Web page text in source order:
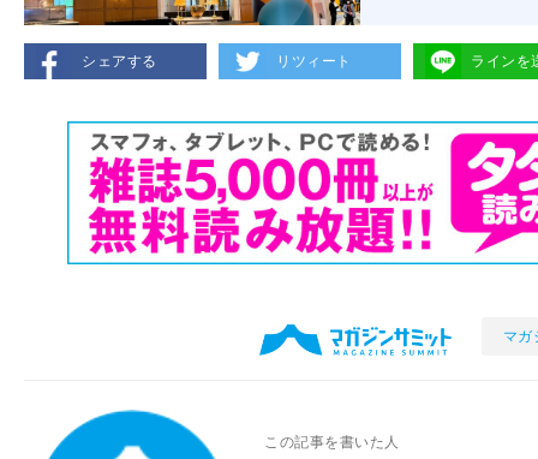
シェアする リツィート ラインを
マガ
この記事を書いた人